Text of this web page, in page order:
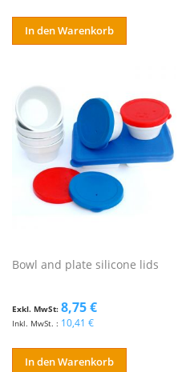
In den Warenkorb
Bowl and plate silicone lids
10,41 €
8,75 €
In den Warenkorb